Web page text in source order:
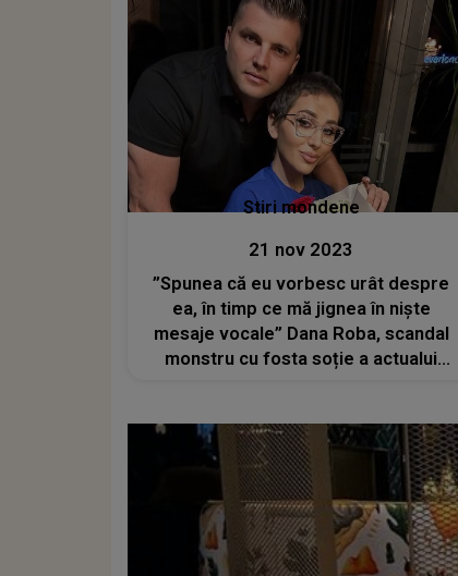
Stiri mondene
21 nov 2023
”Spunea că eu vorbesc urât despre
ea, în timp ce mă jignea în niște
mesaje vocale” Dana Roba, scandal
monstru cu fosta soție a actualui